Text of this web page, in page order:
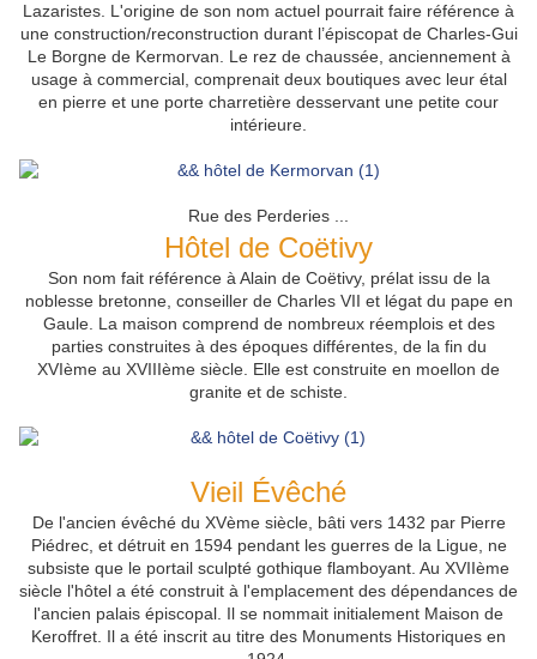
Lazaristes. L'origine de son nom actuel pourrait faire référence à
une construction/reconstruction durant l’épiscopat de Charles-Gui
Le Borgne de Kermorvan. Le rez de chaussée, anciennement à
usage à commercial, comprenait deux boutiques avec leur étal
en pierre et une porte charretière desservant une petite cour
intérieure.
Rue des Perderies ...
Hôtel de Coëtivy
Son nom fait référence à Alain de Coëtivy, prélat issu de la
noblesse bretonne, conseiller de Charles VII et légat du pape en
Gaule. La maison comprend de nombreux réemplois et des
parties construites à des époques différentes, de la fin du
XVIème au XVIIIème siècle. Elle est construite en moellon de
granite et de schiste.
Vieil Évêché
De l'ancien évêché du XVème siècle, bâti vers 1432 par Pierre
Piédrec, et détruit en 1594 pendant les guerres de la Ligue, ne
subsiste que le portail sculpté gothique flamboyant. Au XVIIème
siècle l'hôtel a été construit à l'emplacement des dépendances de
l'ancien palais épiscopal. Il se nommait initialement Maison de
Keroffret. Il a été inscrit au titre des Monuments Historiques en